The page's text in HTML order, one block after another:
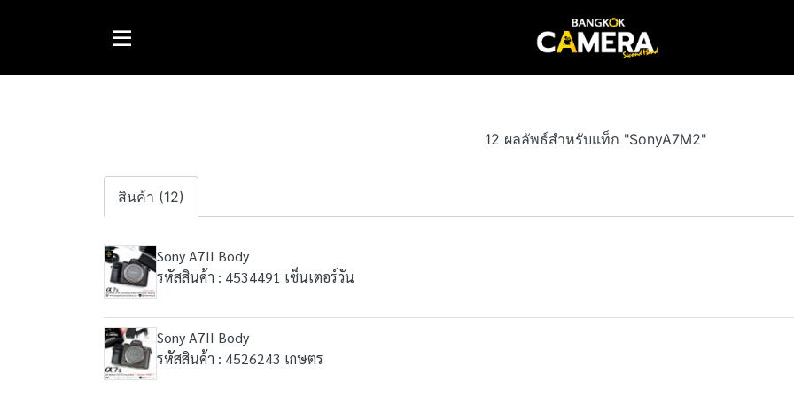
12 ผลลัพธ์สำหรับแท็ก "SonyA7M2"
สินค้า (12)
Sony A7II Body
รหัสสินค้า : 4534491 เซ็นเตอร์วัน
Sony A7II Body
รหัสสินค้า : 4526243 เกษตร